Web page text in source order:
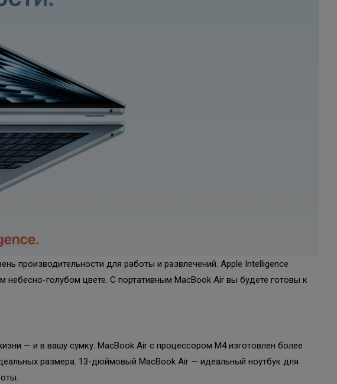
производительности для работы и развлечений. Apple Intelligence
голубом цвете. С портативным MacBook Air вы будете готовы к
— и в вашу сумку. MacBook Air с процессором M4 изготовлен более
размера. 13-дюймовый MacBook Air — идеальный ноутбук для